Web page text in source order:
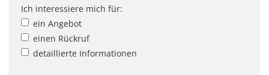
Ich interessiere mich für:
ein Angebot
einen Rückruf
detaillierte Informationen